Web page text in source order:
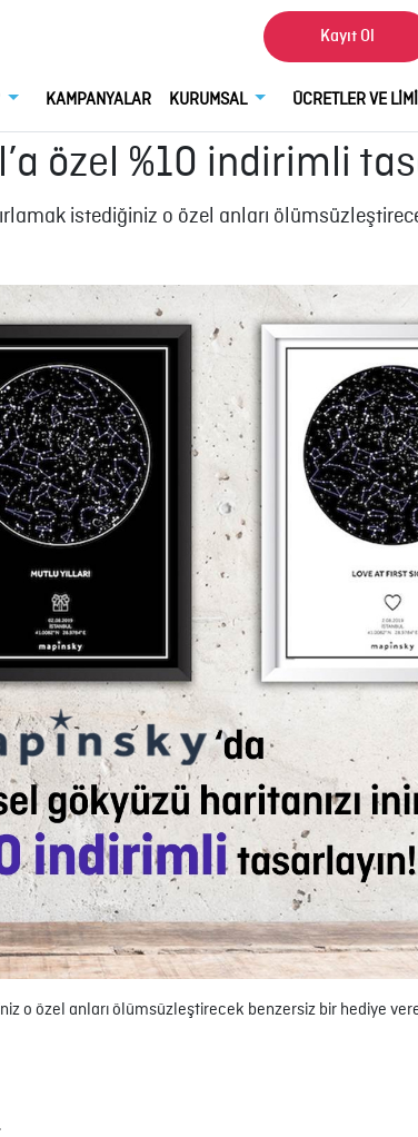
Kayıt Ol
KAMPANYALAR KURUMSAL ÜCRETLER VE
özel %10 indirimli
istediğiniz o özel anları
o özel anları ölümsüzleştirecek benzersiz bir hediye